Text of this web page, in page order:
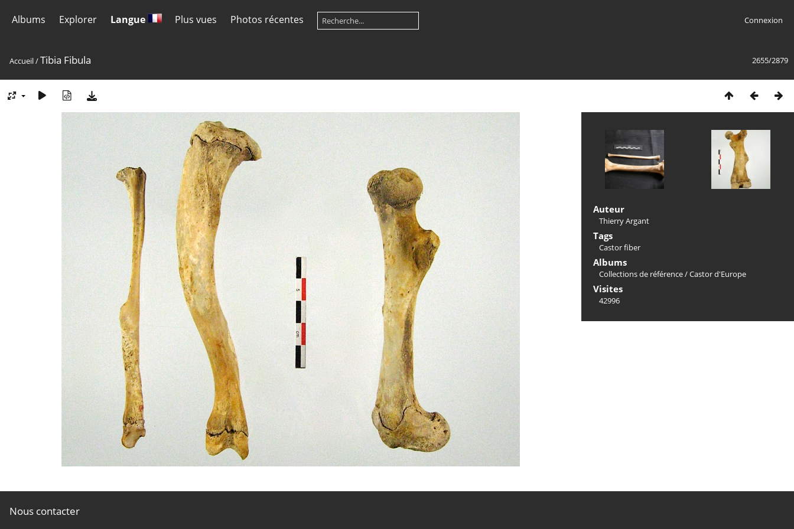
Albums Explorer Langue Plus vues Photos récentes Connexion
2655/2879
Accueil/Tibia Fibula
Auteur
Thierry Argant
Tags
Castor fiber
Albums
Collections de référence/Castor d'Europe
Visites
42996
Nous contacter